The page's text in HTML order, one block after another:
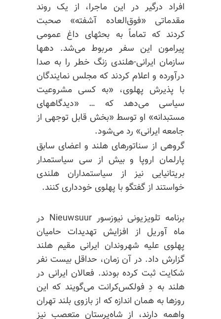
افراد درگیر در این ماجرا، از یک روند
مقدماتی «فوق‌العاده آشفته» صحبت
کردند که تماماً به بحثهای داغ عمومی
پیرامون این سفر مربوط می‌شد. دهها
سازمان ایرانی-هلندی زنگ خطر را به صدا
درآورده و اعلام کردند که مجلس نمایندگان
با پذیرش پهلوی، «به کسی مشروعیت
سیاسی می‌دهد که … «دیدگاههای
مستبدانه» او توسط «بخش قابل توجهی از
جامعه ایرانی» رد می‌شود.
گروهی از سناتورهای هلند و اعضای سابق
پارلمان اروپا و بیش از سی سیاستمدار
بریتانیایی نیز از سیاستمداران هلندی
خواستند از گفتگو با پهلوی خودداری کنند.
برنامه تلویزیونینیوزسور
Nieuwsuur در
ماه آوریل از افزایش تهدیدات حامیان
پهلوی علیه شهروندان ایرانی مقیم هلند
گزارش داد. در آن زمان، حداقل بیست نفر
شکایت ثبت کرده بودند. فعالان ایرانی در
هلند به دِ فولکس‌کرانت می‌گویند که این
روزها به همان اندازه که از بازوی بلند تهران
واهمه دارند، از شاه‌پرستان متعصب نیز